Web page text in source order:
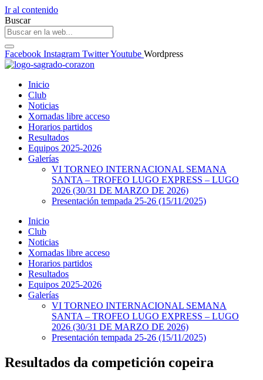
Ir al contenido
Buscar
Facebook Instagram TwitterYoutube Wordpress
Inicio
Club
Noticias
Xornadas libre acceso
Horarios partidos
Resultados
Equipos 2025-2026
Galerías
VI TORNEO INTERNACIONAL SEMANA
SANTA – TROFEO LUGO EXPRESS – LUGO
2026 (30/31 DE MARZO DE 2026)
Presentación tempada 25-26 (15/11/2025)
Inicio
Club
Noticias
Xornadas libre acceso
Horarios partidos
Resultados
Equipos 2025-2026
Galerías
VI TORNEO INTERNACIONAL SEMANA
SANTA – TROFEO LUGO EXPRESS – LUGO
2026 (30/31 DE MARZO DE 2026)
Presentación tempada 25-26 (15/11/2025)
Resultados da competición copeira